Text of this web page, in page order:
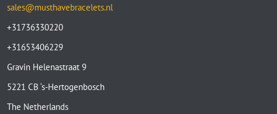
sales@musthavebracelets.nl
+31736330220
+31653406229
Gravin Helenastraat 9
5221 CB ‘s-Hertogenbosch
The Netherlands